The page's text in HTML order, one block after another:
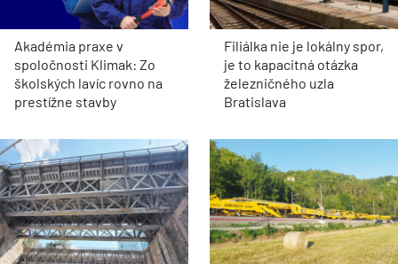
Akadémia praxe v
spoločnosti Klimak: Zo
školských lavíc rovno na
prestížne stavby
Filiálka nie je lokálny spor,
je to kapacitná otázka
železničného uzla
Bratislava